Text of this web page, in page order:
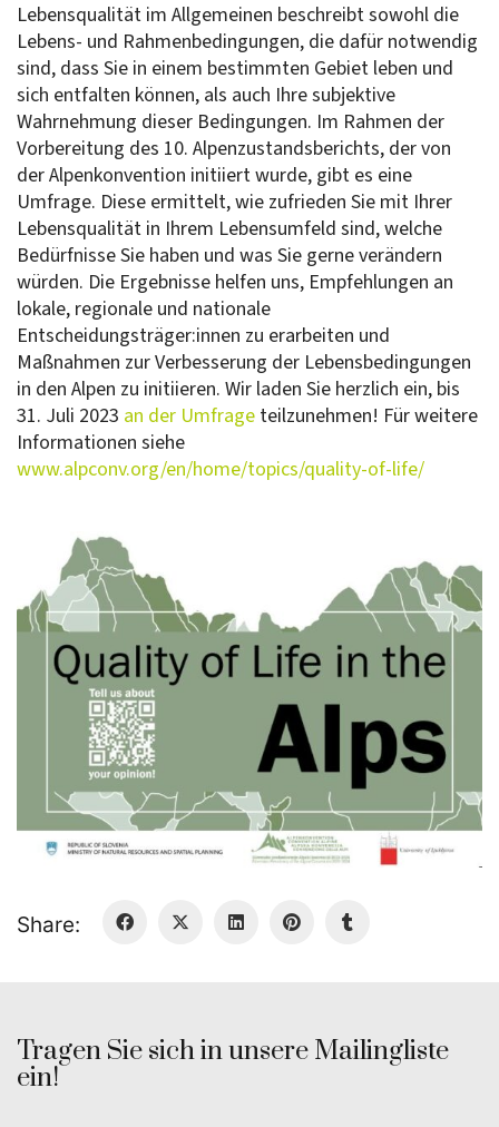
Lebensqualität im Allgemeinen beschreibt sowohl die
Lebens- und Rahmenbedingungen, die dafür notwendig
sind, dass Sie in einem bestimmten Gebiet leben und
sich entfalten können, als auch Ihre subjektive
Wahrnehmung dieser Bedingungen. Im Rahmen der
Vorbereitung des 10. Alpenzustandsberichts, der von
der Alpenkonvention initiiert wurde, gibt es eine
Umfrage. Diese ermittelt, wie zufrieden Sie mit Ihrer
Lebensqualität in Ihrem Lebensumfeld sind, welche
Bedürfnisse Sie haben und was Sie gerne verändern
würden. Die Ergebnisse helfen uns, Empfehlungen an
lokale, regionale und nationale
Entscheidungsträger:innen zu erarbeiten und
Maßnahmen zur Verbesserung der Lebensbedingungen
in den Alpen zu initiieren. Wir laden Sie herzlich ein, bis
31. Juli 2023 an der Umfrage teilzunehmen! Für weitere
Informationen siehe
www.alpconv.org/en/home/topics/quality-of-life/
Share:
Tragen Sie sich in unsere Mailingliste
ein!